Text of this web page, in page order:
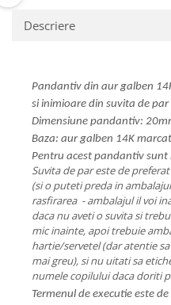
Descriere
Pandantiv din aur galben
si inimioare din suvita de
Dimensiune pandantiv:
Baza: aur galben 14K
Pentru acest pandantiv
Suvita de par este de
(si o puteti preda in
rasfirarea - ambalajul il voi
daca nu aveti o suvita si
mic inainte, apoi trebuie
hartie/servetel (dar atentie
mai greu), si nu uitati sa
numele copilului daca doriti
Termenul de executie este